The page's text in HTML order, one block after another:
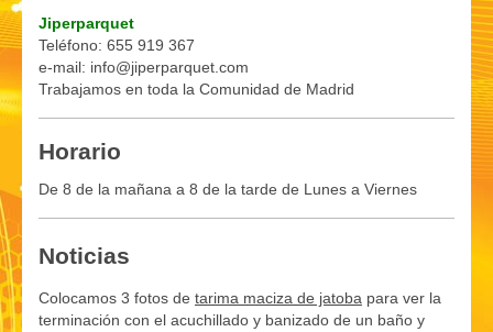
Jiperparquet
Teléfono: 655 919 367
e-mail: info@jiperparquet.com
Trabajamos en toda la Comunidad de Madrid
Horario
De 8 de la mañana a 8 de la tarde de Lunes a Viernes
Noticias
Colocamos 3 fotos de tarima maciza de jatoba para ver la
terminación con el acuchillado y banizado de un baño y